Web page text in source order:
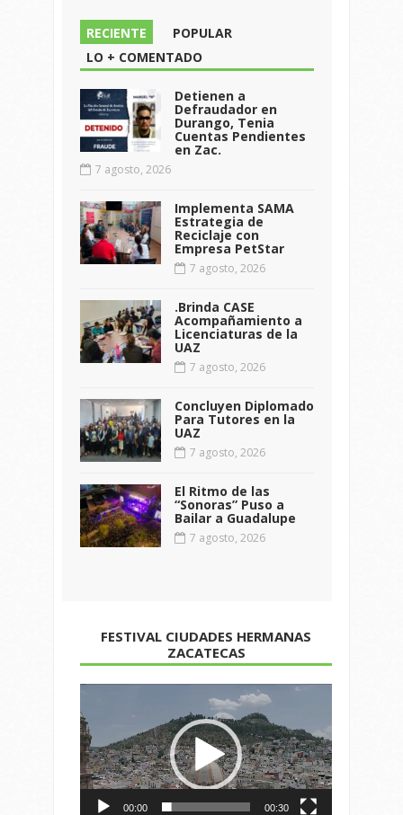
RECIENTE
POPULAR
LO + COMENTADO
Detienen a
Defraudador en
Durango, Tenia
Cuentas Pendientes
en Zac.
7 agosto, 2026
Implementa SAMA
Estrategia de
Reciclaje con
Empresa PetStar
7 agosto, 2026
.Brinda CASE
Acompañamiento a
Licenciaturas de la
UAZ
7 agosto, 2026
Concluyen Diplomado
Para Tutores en la
UAZ
7 agosto, 2026
El Ritmo de las
“Sonoras” Puso a
Bailar a Guadalupe
7 agosto, 2026
FESTIVAL CIUDADES HERMANAS
ZACATECAS
de
vídeo
00:00 00:30